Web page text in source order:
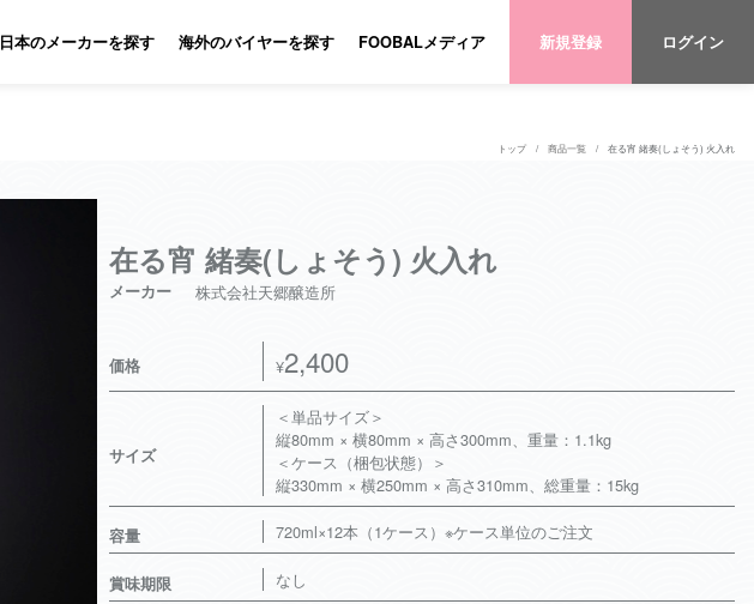
日本のメーカーを探す 海外のバイヤーを探す FOOBALメディア 新規登録 ログイン
トップ 商品一覧 在る宵 緒奏(しょそう) 火入れ
在る宵 緒奏(しょそう) 火入れ
メーカー 株式会社天郷醸造所
価格 ¥2,400
サイズ
＜単品サイズ＞
縦80mm × 横80mm × 高さ300mm、重量：1.1kg
＜ケース（梱包状態）＞
縦330mm × 横250mm × 高さ310mm、総重量：15kg
容量 720ml×12本（1ケース）※ケース単位のご注文
賞味期限 なし